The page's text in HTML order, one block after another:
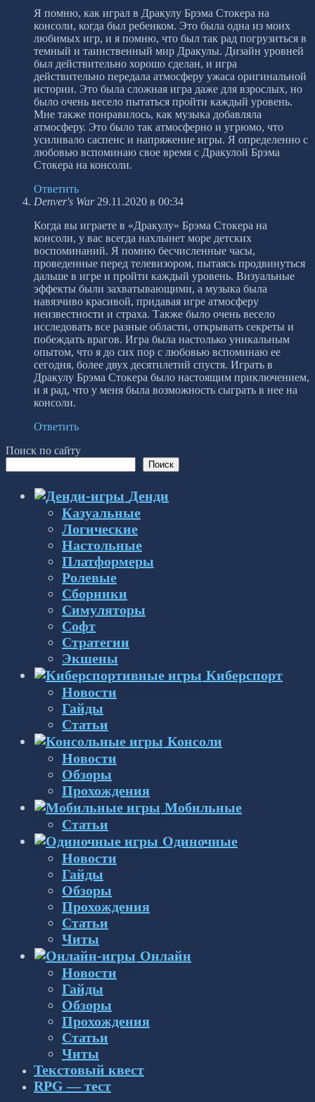
Я помню, как играл в Дракулу Брэма Стокера на
консоли, когда был ребенком. Это была одна из моих
любимых игр, и я помню, что был так рад погрузиться в
темный и таинственный мир Дракулы. Дизайн уровней
был действительно хорошо сделан, и игра
действительно передала атмосферу ужаса оригинальной
истории. Это была сложная игра даже для взрослых, но
было очень весело пытаться пройти каждый уровень.
Мне также понравилось, как музыка добавляла
атмосферу. Это было так атмосферно и угрюмо, что
усиливало саспенс и напряжение игры. Я определенно с
любовью вспоминаю свое время с Дракулой Брэма
Стокера на консоли.
Ответить
Denver's War 29.11.2020 в 00:34
Когда вы играете в «Дракулу» Брэма Стокера на
консоли, у вас всегда нахлынет море детских
воспоминаний. Я помню бесчисленные часы,
проведенные перед телевизором, пытаясь продвинуться
дальше в игре и пройти каждый уровень. Визуальные
эффекты были захватывающими, а музыка была
навязчиво красивой, придавая игре атмосферу
неизвестности и страха. Также было очень весело
исследовать все разные области, открывать секреты и
побеждать врагов. Игра была настолько уникальным
опытом, что я до сих пор с любовью вспоминаю ее
сегодня, более двух десятилетий спустя. Играть в
Дракулу Брэма Стокера было настоящим приключением,
и я рад, что у меня была возможность сыграть в нее на
консоли.
Ответить
Поиск по сайту
Поиск
Денди
Казуальные
Логические
Настольные
Платформеры
Ролевые
Сборники
Симуляторы
Софт
Стратегии
Экшены
Киберспорт
Новости
Гайды
Статьи
Консоли
Новости
Обзоры
Прохождения
Мобильные
Статьи
Одиночные
Новости
Гайды
Обзоры
Прохождения
Статьи
Читы
Онлайн
Новости
Гайды
Обзоры
Прохождения
Статьи
Читы
Текстовый квест
RPG — тест